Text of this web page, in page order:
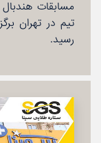
تیم در تهران
رسید.